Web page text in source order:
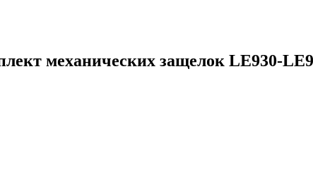
механических защелок LE930-